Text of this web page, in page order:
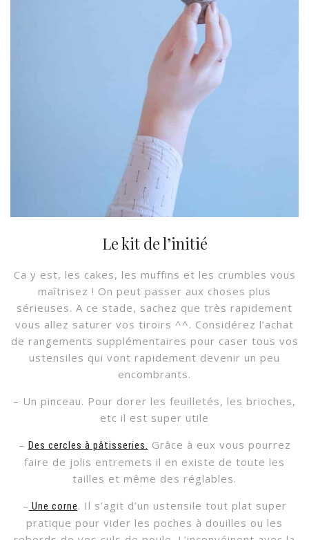
Le kit de l’initié
Ca y est, les cakes, les muffins et les crumbles vous
maîtrisez ! On peut passer aux choses plus
sérieuses. A ce stade, sachez que très rapidement
vous allez saturer vos tiroirs ^^. Considérez l’achat
de rangements supplémentaires pour caser tous vos
ustensiles qui vont rapidement devenir un peu
encombrants.
– Un pinceau. Pour dorer les feuilletés, les brioches,
etc il est super utile
– Des cercles à pâtisseries. Grâce à eux vous pourrez
faire de jolis entremets il en existe de toute les
tailles et même des réglables.
– Une corne. Il s’agit d’un ustensile tout plat super
pratique pour vider les poches à douilles ou les